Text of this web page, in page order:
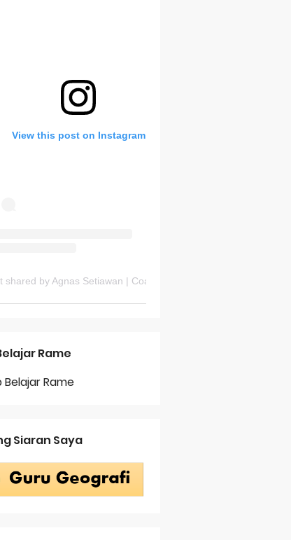
HOTS Sekarang!
View this post on Instagram
Rame
Siaran Saya